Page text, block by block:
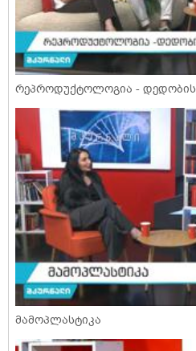
რეპროდუქტოლოგია - დედობის
მამოპლასტიკა